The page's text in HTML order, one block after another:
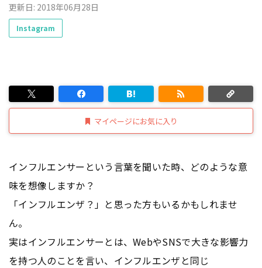
更新日: 2018年06月28日
Instagram
マイページにお気に入り
インフルエンサーという言葉を聞いた時、どのような意
味を想像しますか？
「インフルエンザ？」と思った方もいるかもしれませ
ん。
実はインフルエンサーとは、WebやSNSで大きな影響力
を持つ人のことを言い、インフルエンザと同じ